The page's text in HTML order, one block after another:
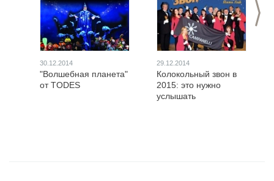
>
30.12.2014
"Волшебная планета"
от TODES
29.12.2014
Колокольный звон в
2015: это нужно
услышать